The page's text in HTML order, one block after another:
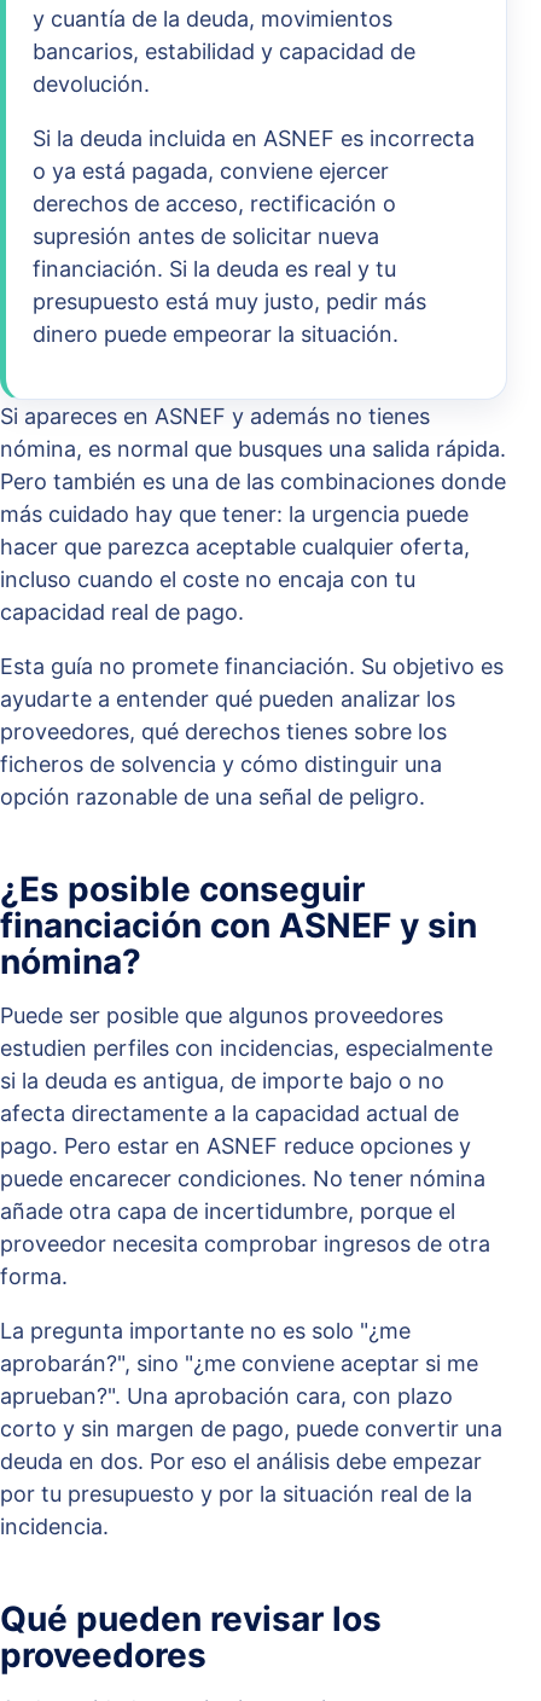
y cuantía de la deuda, movimientos
bancarios, estabilidad y capacidad de
devolución.
Si la deuda incluida en ASNEF es incorrecta
o ya está pagada, conviene ejercer
derechos de acceso, rectificación o
supresión antes de solicitar nueva
financiación. Si la deuda es real y tu
presupuesto está muy justo, pedir más
dinero puede empeorar la situación.
Si apareces en ASNEF y además no tienes
nómina, es normal que busques una salida rápida.
Pero también es una de las combinaciones donde
más cuidado hay que tener: la urgencia puede
hacer que parezca aceptable cualquier oferta,
incluso cuando el coste no encaja con tu
capacidad real de pago.
Esta guía no promete financiación. Su objetivo es
ayudarte a entender qué pueden analizar los
proveedores, qué derechos tienes sobre los
ficheros de solvencia y cómo distinguir una
opción razonable de una señal de peligro.
¿Es posible conseguir
financiación con ASNEF y sin
nómina?
Puede ser posible que algunos proveedores
estudien perfiles con incidencias, especialmente
si la deuda es antigua, de importe bajo o no
afecta directamente a la capacidad actual de
pago. Pero estar en ASNEF reduce opciones y
puede encarecer condiciones. No tener nómina
añade otra capa de incertidumbre, porque el
proveedor necesita comprobar ingresos de otra
forma.
La pregunta importante no es solo "¿me
aprobarán?", sino "¿me conviene aceptar si me
aprueban?". Una aprobación cara, con plazo
corto y sin margen de pago, puede convertir una
deuda en dos. Por eso el análisis debe empezar
por tu presupuesto y por la situación real de la
incidencia.
Qué pueden revisar los
proveedores